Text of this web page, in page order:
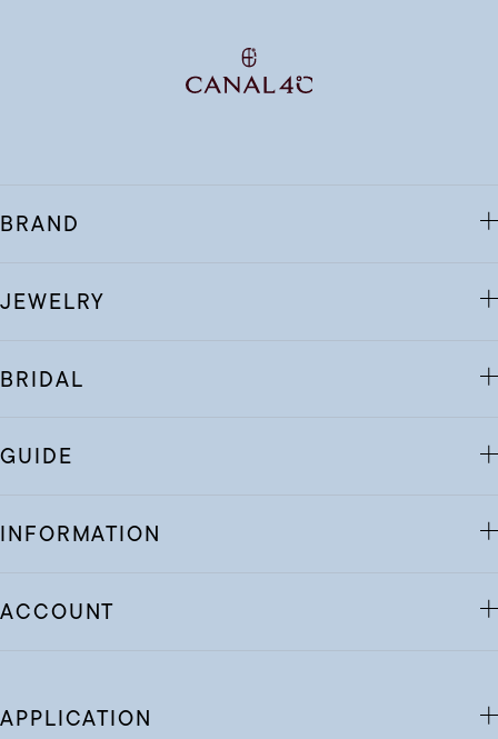
BRAND
JEWELRY
BRIDAL
GUIDE
INFORMATION
ACCOUNT
APPLICATION